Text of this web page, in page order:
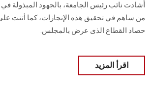
أشادت نائب رئيس الجامعة، بالجهود المبذولة
من ساهم في تحقيق هذه الإنجازات، كما أثنت
حصاد القطاع الذى عرض بالمجلس‎.‎
اقرأ المزيد